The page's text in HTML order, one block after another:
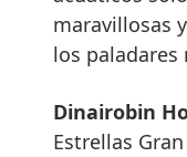
maravillosas
los paladares
Dinairobin
Estrellas